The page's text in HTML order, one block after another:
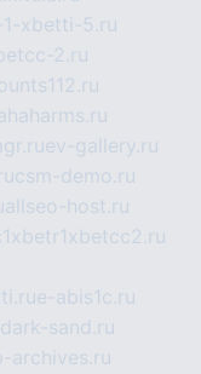
xbetti-5.ru
2.ru
ev-gallery.ru
csm-demo.ru
allseo-host.ru
e-abis1c.ru
dark-sand.ru
archives.ru